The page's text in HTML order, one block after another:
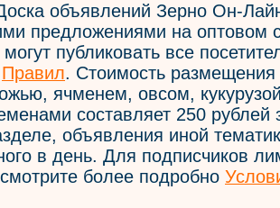
объявлений Зерно Он-
предложениями на оптовом
публиковать все
Правил. Стоимость
ячменем, овсом,
составляет 250 рублей
объявления иной
в день. Для подписчиков
более подробно